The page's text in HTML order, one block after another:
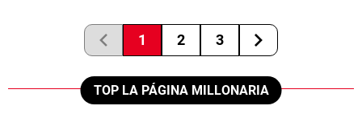
1 2 3
TOP LA PÁGINA MILLONARIA